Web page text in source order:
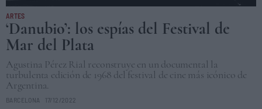
ARTES
‘Danubio’: los espías del Festival de
Mar del Plata
Agustina Pérez Rial reconstruye en un documental la
turbulenta edición de 1968 del festival de cine más icónico de
Argentina.
BARCELONA 17/12/2022